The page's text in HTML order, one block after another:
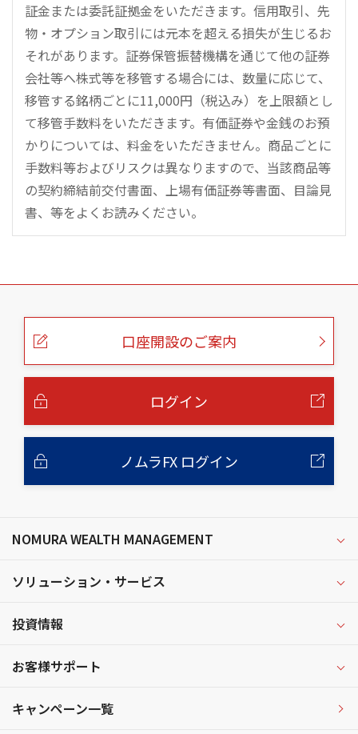
証金または委託証拠金をいただきます。信用取引、先
物・オプション取引には元本を超える損失が生じるお
それがあります。証券保管振替機構を通じて他の証券
会社等へ株式等を移管する場合には、数量に応じて、
移管する銘柄ごとに11,000円（税込み）を上限額とし
て移管手数料をいただきます。有価証券や金銭のお預
かりについては、料金をいただきません。商品ごとに
手数料等およびリスクは異なりますので、当該商品等
の契約締結前交付書面、上場有価証券等書面、目論見
書、等をよくお読みください。
こ
口座開設のご案内
ログイン
ノムラFX ログイン
NOMURA WEALTH MANAGEMENT
ソリューション・サービス
投資情報
お客様サポート
キャンペーン一覧